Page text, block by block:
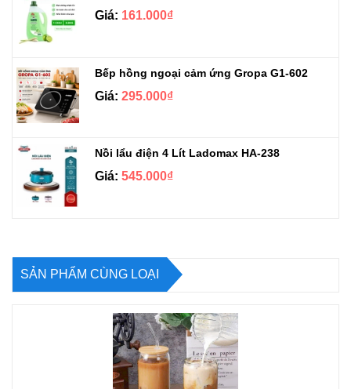
Giá: 161.000₫
Bếp hồng ngoại cảm ứng Gropa G1-602
Giá: 295.000₫
Nồi lẩu điện 4 Lít Ladomax HA-238
Giá: 545.000₫
SẢN PHẨM CÙNG LOẠI